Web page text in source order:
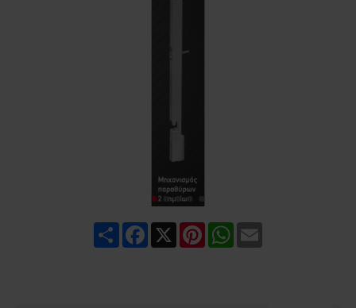
Share Facebook PinterestWhatsApp